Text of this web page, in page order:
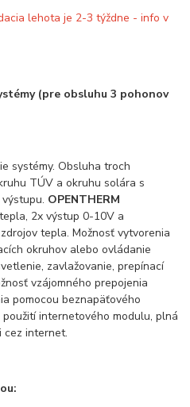
lehota je 2-3 týždne - info v
(pre obsluhu 3 pohonov
systémy. Obsluha troch
TÚV a okruhu solára s
OPENTHERM
2x výstup 0-10V a
tepla. Možnosť vytvorenia
okruhov alebo ovládanie
zavlažovanie, prepínací
vzájomného prepojenia
pomocou beznapäťového
použití internetového modulu, plná
cez internet.